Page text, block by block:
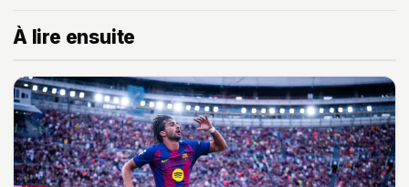
À lire ensuite